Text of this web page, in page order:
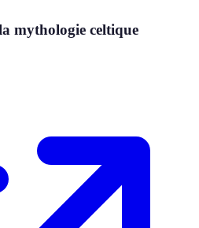
mythologie celtique